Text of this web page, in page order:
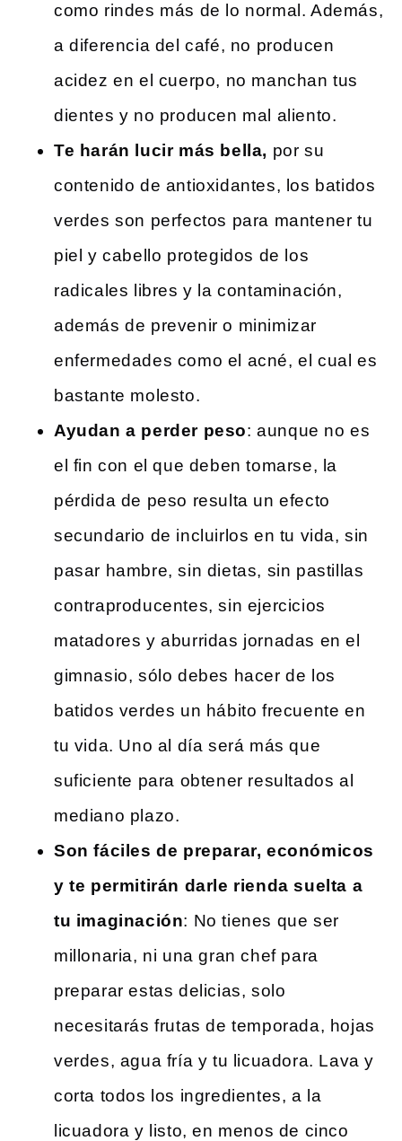
como rindes más de lo normal. Además,
a diferencia del café, no producen
acidez en el cuerpo, no manchan tus
dientes y no producen mal aliento.
Te harán lucir más bella, por su
contenido de antioxidantes, los batidos
verdes son perfectos para mantener tu
piel y cabello protegidos de los
radicales libres y la contaminación,
además de prevenir o minimizar
enfermedades como el acné, el cual es
bastante molesto.
Ayudan a perder peso: aunque no es
el fin con el que deben tomarse, la
pérdida de peso resulta un efecto
secundario de incluirlos en tu vida, sin
pasar hambre, sin dietas, sin pastillas
contraproducentes, sin ejercicios
matadores y aburridas jornadas en el
gimnasio, sólo debes hacer de los
batidos verdes un hábito frecuente en
tu vida. Uno al día será más que
suficiente para obtener resultados al
mediano plazo.
Son fáciles de preparar, económicos
y te permitirán darle rienda suelta a
tu imaginación: No tienes que ser
millonaria, ni una gran chef para
preparar estas delicias, solo
necesitarás frutas de temporada, hojas
verdes, agua fría y tu licuadora. Lava y
corta todos los ingredientes, a la
licuadora y listo, en menos de cinco